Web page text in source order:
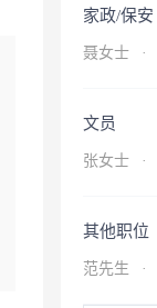
家政/保安
聂女士 ·
文员
张女士 ·
其他职位
范先生 ·